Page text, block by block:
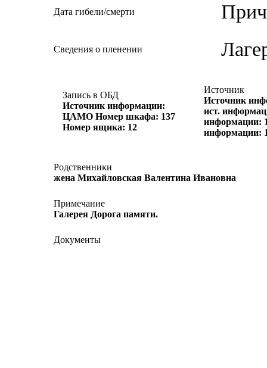
Дата гибели/смерти
Сведения о пленении
Запись в ОБД
Источник информации:
ЦАМО Номер шкафа: 137
Номер ящика: 12
Источник
Источник
ист.
информации:
информации:
Родственники
жена Михайловская Валентина Ивановна
Примечание
Галерея Дорога памяти.
Документы